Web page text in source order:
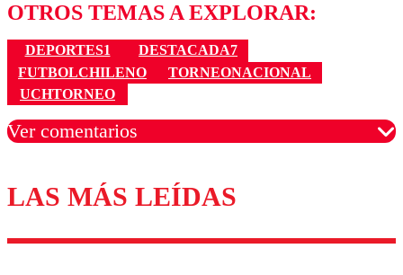
OTROS TEMAS A EXPLORAR:
DEPORTES1
DESTACADA7
FUTBOLCHILENO
TORNEONACIONAL
UCHTORNEO
Ver comentarios
Los comentarios son moderados para garantizar un
diálogo respetuoso.
LAS MÁS LEÍDAS